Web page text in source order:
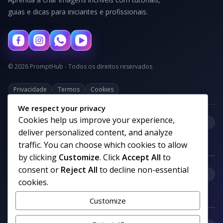
guias e dicas para iniciantes e profissionais.
© 2026 PromptHub - Todos os direitos reservados
Privacidade Termos Cookies
Categorias
Links uteis
We respect your privacy
Cookies help us improve your experience,
deliver personalized content, and analyze
traffic. You can choose which cookies to allow
by clicking Customize. ClickAccept All to
consent or Reject All to decline non-essential
cookies.
Customize